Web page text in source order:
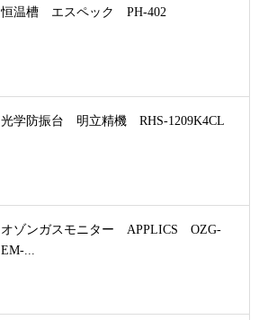
恒温槽 エスペック PH-402
光学防振台 明立精機 RHS-1209K4CL
オゾンガスモニター APPLICS OZG-
EM-...